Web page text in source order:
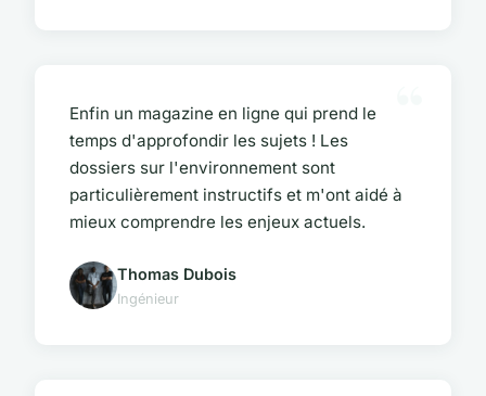
Enfin un magazine en ligne qui prend le
temps d'approfondir les sujets ! Les
dossiers sur l'environnement sont
particulièrement instructifs et m'ont aidé à
mieux comprendre les enjeux actuels.
Thomas Dubois
Ingénieur